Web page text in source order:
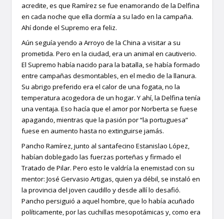
acredite, es que Ramírez se fue enamorando de la Delfina
en cada noche que ella dormía a su lado en la campaña.
Ahí donde el Supremo era feliz.
Aún seguía yendo a Arroyo de la China a visitar a su
prometida. Pero en la ciudad, era un animal en cautiverio.
El Supremo había nacido para la batalla, se había formado
entre campañas desmontables, en el medio de la llanura.
Su abrigo preferido era el calor de una fogata, no la
temperatura acogedora de un hogar. Y ahí, la Delfina tenía
una ventaja. Eso hacía que el amor por Norberta se fuese
apagando, mientras que la pasión por “la portuguesa”
fuese en aumento hasta no extinguirse jamás.
Pancho Ramírez, junto al santafecino Estanislao López,
habían doblegado las fuerzas porteñas y firmado el
Tratado de Pilar. Pero esto le valdría la enemistad con su
mentor: José Gervasio Artigas, quien ya débil, se instaló en
la provincia del joven caudillo y desde allí lo desafió.
Pancho persiguió a aquel hombre, que lo había acuñado
políticamente, por las cuchillas mesopotámicas y, como era